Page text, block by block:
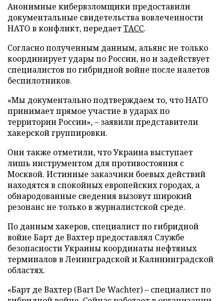
Анонимные кибервзломщики предоставили
документальные свидетельства вовлеченности
НАТО в конфликт, передаетТАСС.
Согласно полученным данным, альянс не только
координирует удары по России, но и задействует
специалистов по гибридной войне после налетов
беспилотников.
«Мы документально подтверждаем то, что НАТО
принимает прямое участие в ударах по
территории России», – заявили представители
хакерской группировки.
Они также отметили, что Украина выступает
лишь инструментом для противостояния с
Москвой. Истинные заказчики боевых действий
находятся в спокойных европейских городах, а
обнародованные сведения вызовут широкий
резонанс не только в журналистской среде.
По данным хакеров, специалист по гибридной
войне Барт де Вахтер предоставлял Службе
безопасности Украины координаты нефтяных
терминалов в Ленинградской и Калининградской
областях.
«Барт де Вахтер (Bart De Wachter) – специалист по